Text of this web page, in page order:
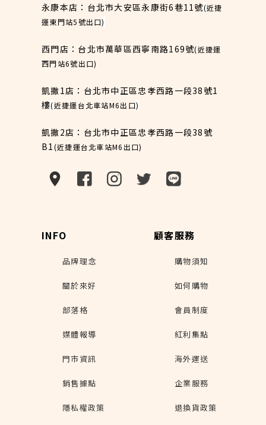
永康本店：台北市大安區永康街6巷11號(近捷
運東門站5號出口)
西門店：台北市萬華區西寧南路169號(近捷運
西門站6號出口)
凱撒1店：台北市中正區忠孝西路一段38號1
樓(近捷運台北車站M6出口)
凱撒2店：台北市中正區忠孝西路一段38號
B1(近捷運台北車站M6出口)
INFO
品牌理念
關於來好
部落格
媒體報導
門市資訊
銷售據點
隱私權政策
顧客服務
購物須知
如何購物
會員制度
紅利集點
海外運送
企業服務
退換貨政策